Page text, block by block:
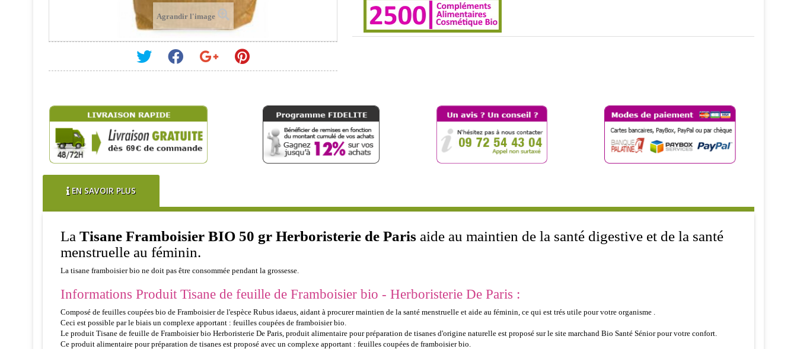
Agrandir l'image
EN SAVOIR PLUS
La Tisane Framboisier BIO 50 gr Herboristerie de Paris aide au maintien de la santé digestive et de la santé
menstruelle au féminin.
La tisane framboisier bio ne doit pas être consommée pendant la grossesse.
Informations Produit Tisane de feuille de Framboisier bio - Herboristerie De Paris :
Composé de feuilles coupées bio de Framboisier de l'espèce Rubus idaeus, aidant à procurer maintien de la santé menstruelle et aide au féminin, ce qui est trés utile pour votre organisme .
Ceci est possible par le biais un complexe apportant : feuilles coupées de framboisier bio.
Le produit Tisane de feuille de Framboisier bio Herboristerie De Paris, produit alimentaire pour préparation de tisanes d'origine naturelle est proposé sur le site marchand Bio Santé Sénior pour votre confort.
Ce produit alimentaire pour préparation de tisanes est proposé avec un complexe apportant : feuilles coupées de framboisier bio.